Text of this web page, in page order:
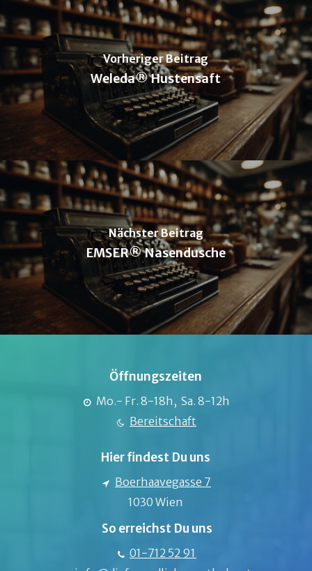
Vorheriger Beitrag
Weleda® Hustensaft
Nächster Beitrag
EMSER® Nasendusche
Öffnungszeiten
Mo.- Fr. 8-18h, Sa. 8-12h
Bereitschaft
Hier findest Du uns
Boerhaavegasse 7
1030 Wien
So erreichst Du uns
01-712 52 91